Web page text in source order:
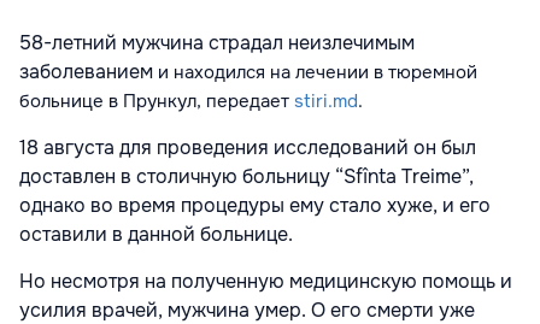
58-летний мужчина страдал неизлечимым
заболеванием и находился на лечении в тюремной
больнице в Прункул, передает stiri.md.
18 августа для проведения исследований он был
доставлен в столичную больницу “Sfînta Treime”,
однако во время процедуры ему стало хуже, и его
оставили в данной больнице.
Но несмотря на полученную медицинскую помощь и
усилия врачей, мужчина умер. О его смерти уже